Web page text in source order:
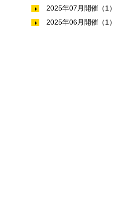
2025年07月開催（1）
2025年06月開催（1）